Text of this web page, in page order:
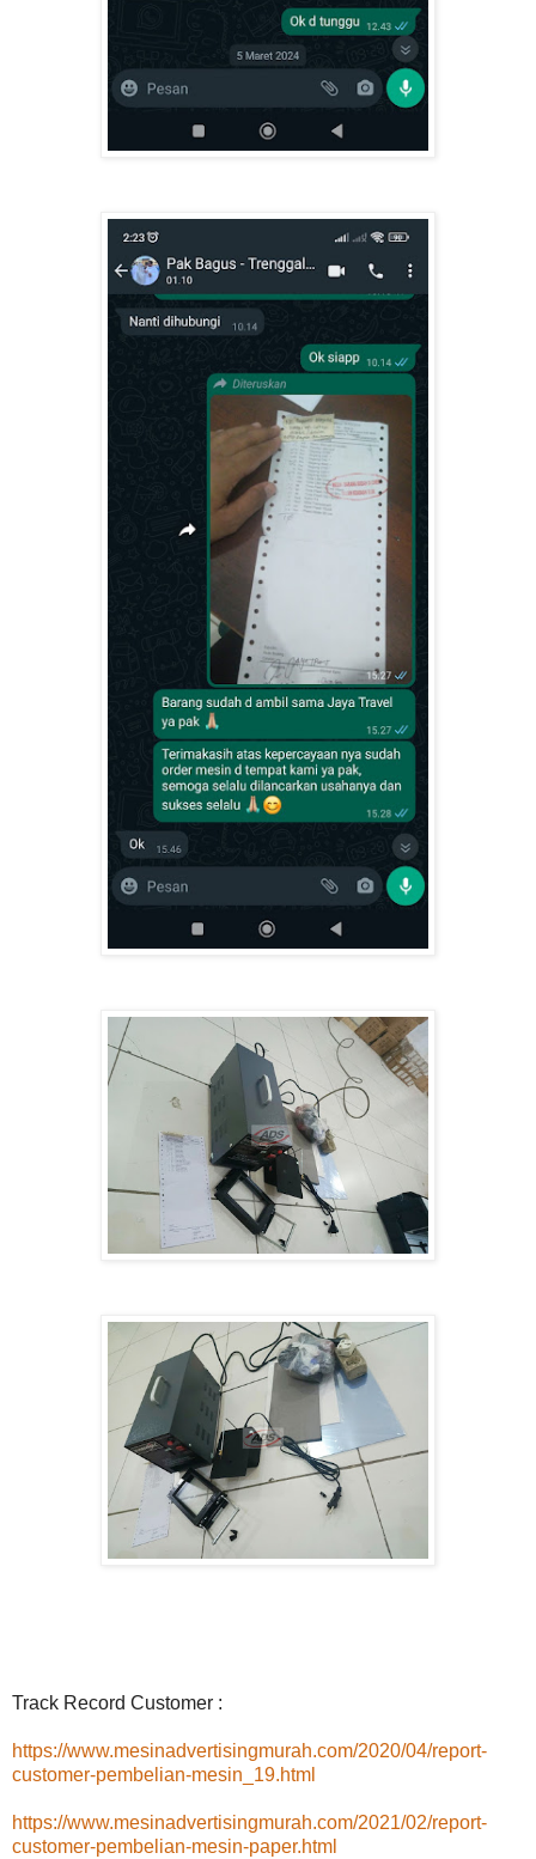
Track Record Customer :
https://www.mesinadvertisingmurah.com/2020/04/report-
customer-pembelian-mesin_19.html
https://www.mesinadvertisingmurah.com/2021/02/report-
customer-pembelian-mesin-paper.html